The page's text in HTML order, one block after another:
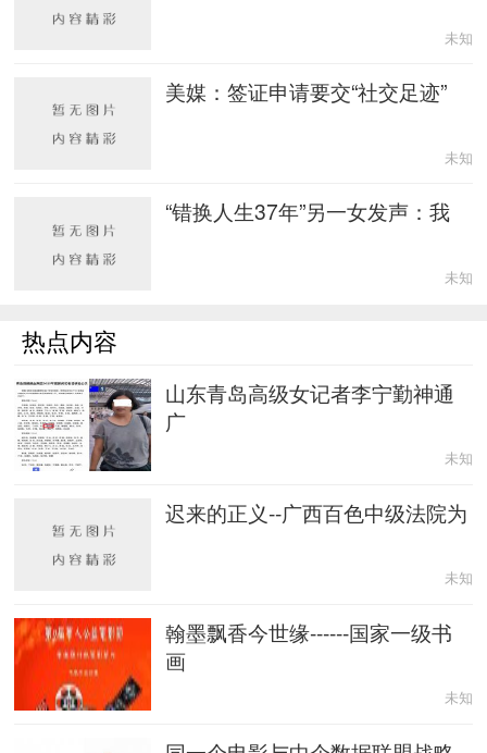
未知
美媒：签证申请要交“社交足迹”
未知
“错换人生37年”另一女发声：我
未知
热点内容
山东青岛高级女记者李宁勤神通
广
未知
迟来的正义--广西百色中级法院为
未知
翰墨飘香今世缘------国家一级书
画
未知